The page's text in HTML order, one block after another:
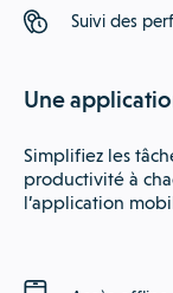
Suivi des
Une
Simplifiez les
productivité à
l’application